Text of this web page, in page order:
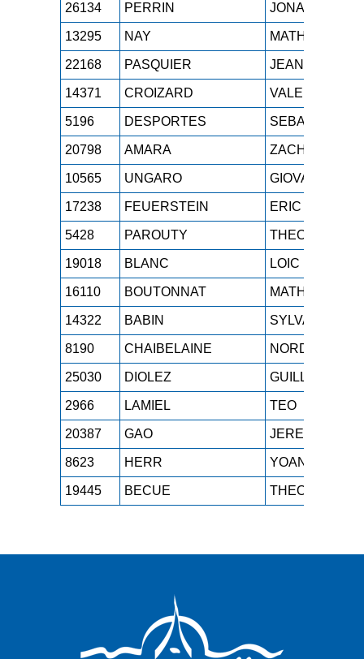
26134 PERRIN JONATHAN
13295 NAY MATHIEU
22168 PASQUIER JEAN-LUC
14371 CROIZARD VALENTIN
5196 DESPORTES SEBASTIEN
20798 AMARA ZACHARIAS
10565 UNGARO GIOVANNI
17238 FEUERSTEIN ERIC
5428 PAROUTY THEO
19018 BLANC LOIC
16110 BOUTONNAT MATHIEU
14322 BABIN SYLVAIN
8190 CHAIBELAINE NORDINE
25030 DIOLEZ GUILLAUME
2966 LAMIEL TEO
20387 GAO JEREMY
8623 HERR YOANN
19445 BECUE THEO